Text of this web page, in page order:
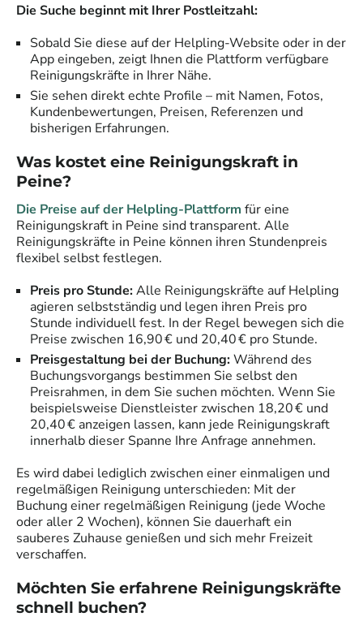
Die Suche beginnt mit Ihrer Postleitzahl:
Sobald Sie diese auf der Helpling-Website oder in der
App eingeben, zeigt Ihnen die Plattform verfügbare
Reinigungskräfte in Ihrer Nähe.
Sie sehen direkt echte Profile – mit Namen, Fotos,
Kundenbewertungen, Preisen, Referenzen und
bisherigen Erfahrungen.
Was kostet eine Reinigungskraft in
Peine?
Die Preise auf der Helpling-Plattform für eine
Reinigungskraft in Peine sind transparent. Alle
Reinigungskräfte in Peine können ihren Stundenpreis
flexibel selbst festlegen.
Preis pro Stunde:Alle Reinigungskräfte auf Helpling
agieren selbstständig und legen ihren Preis pro
Stunde individuell fest. In der Regel bewegen sich die
Preise zwischen 16,90 € und 20,40 € pro Stunde.
Preisgestaltung bei der Buchung:Während des
Buchungsvorgangs bestimmen Sie selbst den
Preisrahmen, in dem Sie suchen möchten. Wenn Sie
beispielsweise Dienstleister zwischen 18,20 € und
20,40 € anzeigen lassen, kann jede Reinigungskraft
innerhalb dieser Spanne Ihre Anfrage annehmen.
Es wird dabei lediglich zwischen einer einmaligen und
regelmäßigen Reinigung unterschieden: Mit der
Buchung einer regelmäßigen Reinigung (jede Woche
oder aller 2 Wochen), können Sie dauerhaft ein
sauberes Zuhause genießen und sich mehr Freizeit
verschaffen.
Möchten Sie erfahrene Reinigungskräfte
schnell buchen?